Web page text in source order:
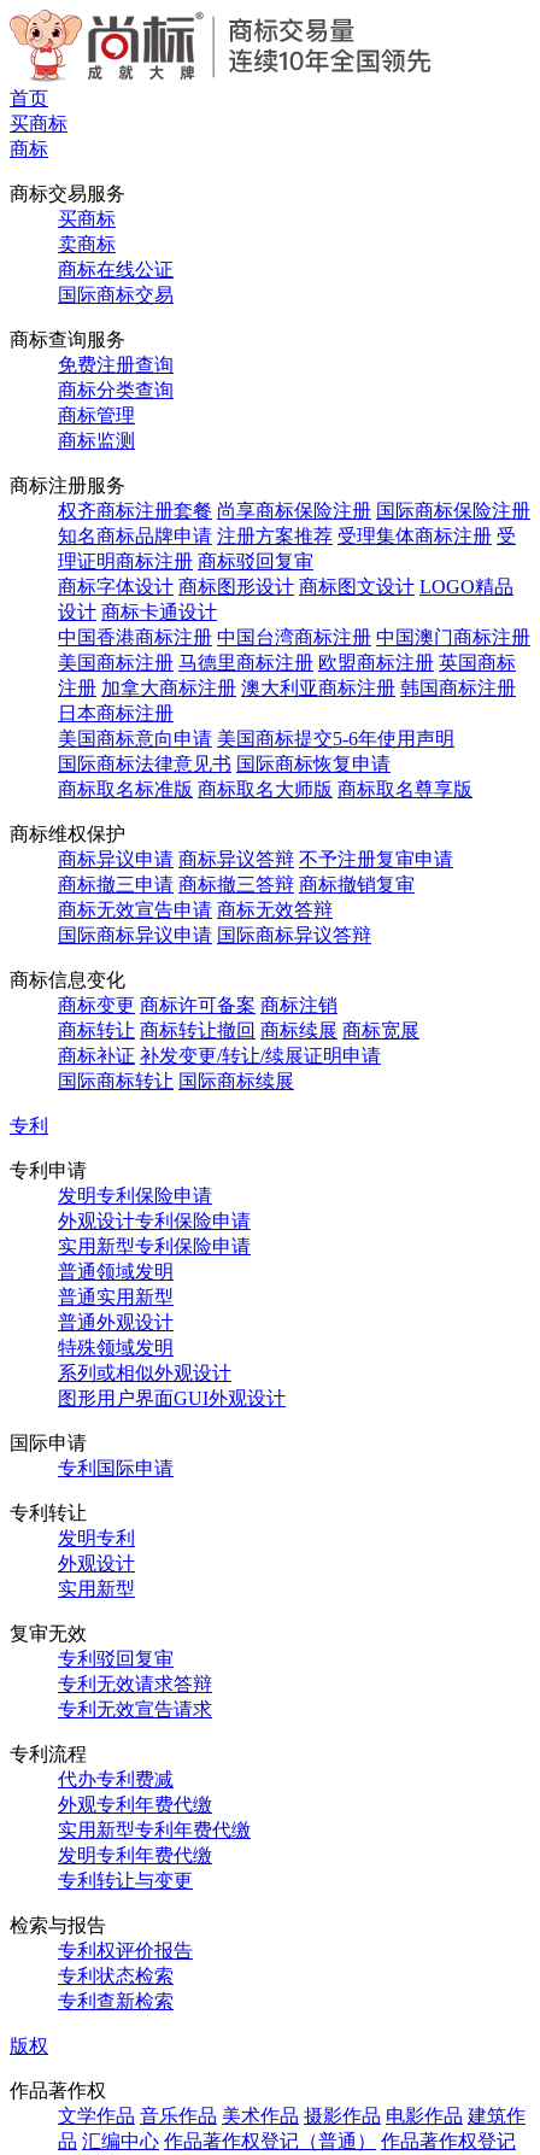
首页
买商标
商标
商标交易服务
买商标
卖商标
商标在线公证
国际商标交易
商标查询服务
免费注册查询
商标分类查询
商标管理
商标监测
商标注册服务
权齐商标注册套餐 尚享商标保险注册 国际商标保险注册
知名商标品牌申请 注册方案推荐 受理集体商标注册 受
理证明商标注册 商标驳回复审
商标字体设计 商标图形设计 商标图文设计 LOGO精品
设计 商标卡通设计
中国香港商标注册 中国台湾商标注册 中国澳门商标注册
美国商标注册 马德里商标注册 欧盟商标注册 英国商标
注册 加拿大商标注册 澳大利亚商标注册 韩国商标注册
日本商标注册
美国商标意向申请 美国商标提交5-6年使用声明
国际商标法律意见书 国际商标恢复申请
商标取名标准版 商标取名大师版 商标取名尊享版
商标维权保护
商标异议申请 商标异议答辩 不予注册复审申请
商标撤三申请 商标撤三答辩 商标撤销复审
商标无效宣告申请 商标无效答辩
国际商标异议申请 国际商标异议答辩
商标信息变化
商标变更 商标许可备案 商标注销
商标转让 商标转让撤回 商标续展 商标宽展
商标补证 补发变更/转让/续展证明申请
国际商标转让 国际商标续展
专利
专利申请
发明专利保险申请
外观设计专利保险申请
实用新型专利保险申请
普通领域发明
普通实用新型
普通外观设计
特殊领域发明
系列或相似外观设计
图形用户界面GUI外观设计
国际申请
专利国际申请
专利转让
发明专利
外观设计
实用新型
复审无效
专利驳回复审
专利无效请求答辩
专利无效宣告请求
专利流程
代办专利费减
外观专利年费代缴
实用新型专利年费代缴
发明专利年费代缴
专利转让与变更
检索与报告
专利权评价报告
专利状态检索
专利查新检索
版权
作品著作权
文学作品 音乐作品 美术作品 摄影作品 电影作品 建筑作
品 汇编中心 作品著作权登记（普通）
作品著作权登记